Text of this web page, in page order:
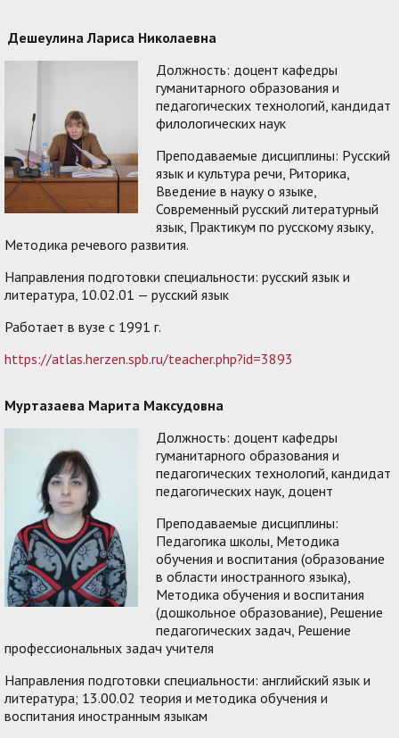
Дешеулина Лариса Николаевна
Должность: доцент кафедры
гуманитарного образования и
педагогических технологий, кандидат
филологических наук
Преподаваемые дисциплины: Русский
язык и культура речи, Риторика,
Введение в науку о языке,
Современный русский литературный
язык, Практикум по русскому языку,
Методика речевого развития.
Направления подготовки специальности: русский язык и
литература, 10.02.01 — русский язык
Работает в вузе с 1991 г.
https://atlas.herzen.spb.ru/teacher.php?id=3893
Муртазаева Марита Максудовна
Должность: доцент кафедры
гуманитарного образования и
педагогических технологий, кандидат
педагогических наук, доцент
Преподаваемые дисциплины:
Педагогика школы, Методика
обучения и воспитания (образование
в области иностранного языка),
Методика обучения и воспитания
(дошкольное образование), Решение
педагогических задач, Решение
профессиональных задач учителя
Направления подготовки специальности: английский язык и
литература; 13.00.02 теория и методика обучения и
воспитания иностранным языкам